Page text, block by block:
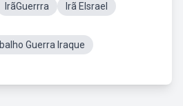
IrãGuerrra
Irã EIsrael
Guerra Iraque